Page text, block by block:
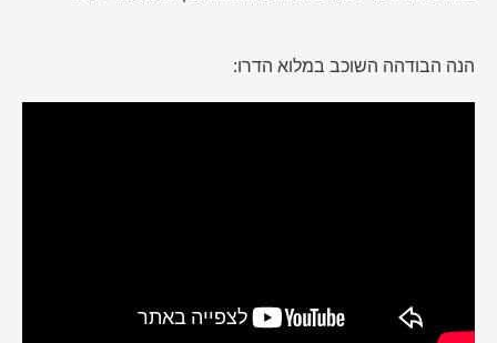
הנה הבודהה השוכב במלוא הדרו: